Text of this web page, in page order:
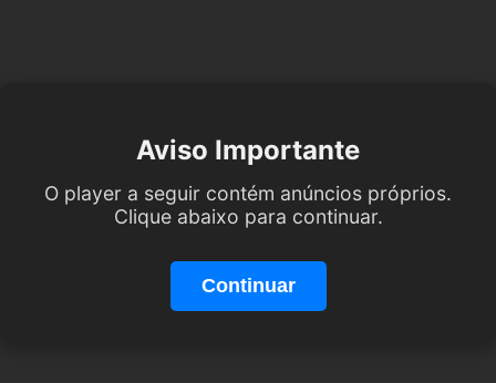
Aviso Importante
O player a seguir contém anúncios próprios.
Clique abaixo para continuar.
Continuar